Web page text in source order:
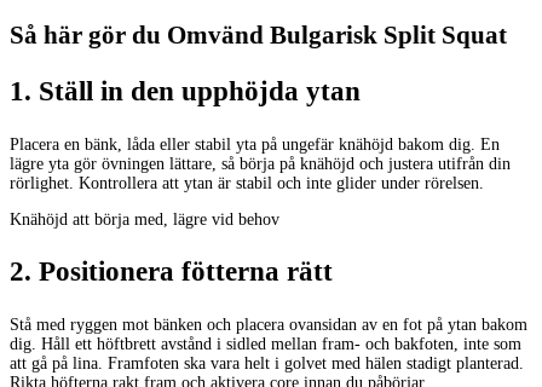
Så här gör du Omvänd Bulgarisk Split Squat
1. Ställ in den upphöjda ytan
Placera en bänk, låda eller stabil yta på ungefär knähöjd bakom dig. En
lägre yta gör övningen lättare, så börja på knähöjd och justera utifrån din
rörlighet. Kontrollera att ytan är stabil och inte glider under rörelsen.
Knähöjd att börja med, lägre vid behov
2. Positionera fötterna rätt
Stå med ryggen mot bänken och placera ovansidan av en fot på ytan bakom
dig. Håll ett höftbrett avstånd i sidled mellan fram- och bakfoten, inte som
att gå på lina. Framfoten ska vara helt i golvet med hälen stadigt planterad.
Rikta höfterna rakt fram och aktivera core innan du påbörjar